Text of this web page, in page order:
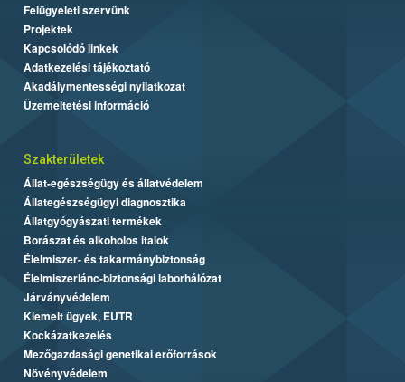
Felügyeleti szervünk
Projektek
Kapcsolódó linkek
Adatkezelési tájékoztató
Akadálymentességi nyilatkozat
Üzemeltetési információ
Szakterületek
Állat-egészségügy és állatvédelem
Állategészségügyi diagnosztika
Állatgyógyászati termékek
Borászat és alkoholos italok
Élelmiszer- és takarmánybiztonság
Élelmiszerlánc-biztonsági laborhálózat
Járványvédelem
Kiemelt ügyek, EUTR
Kockázatkezelés
Mezőgazdasági genetikai erőforrások
Növényvédelem